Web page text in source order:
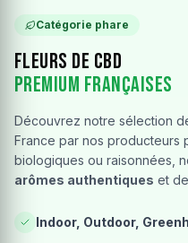
Catégorie phare
Fleurs de CBD
Premium Françaises
Découvrez notre sélection
France par nos producteurs
biologiques ou raisonnées,
arômes authentiques et
Indoor, Outdoor,